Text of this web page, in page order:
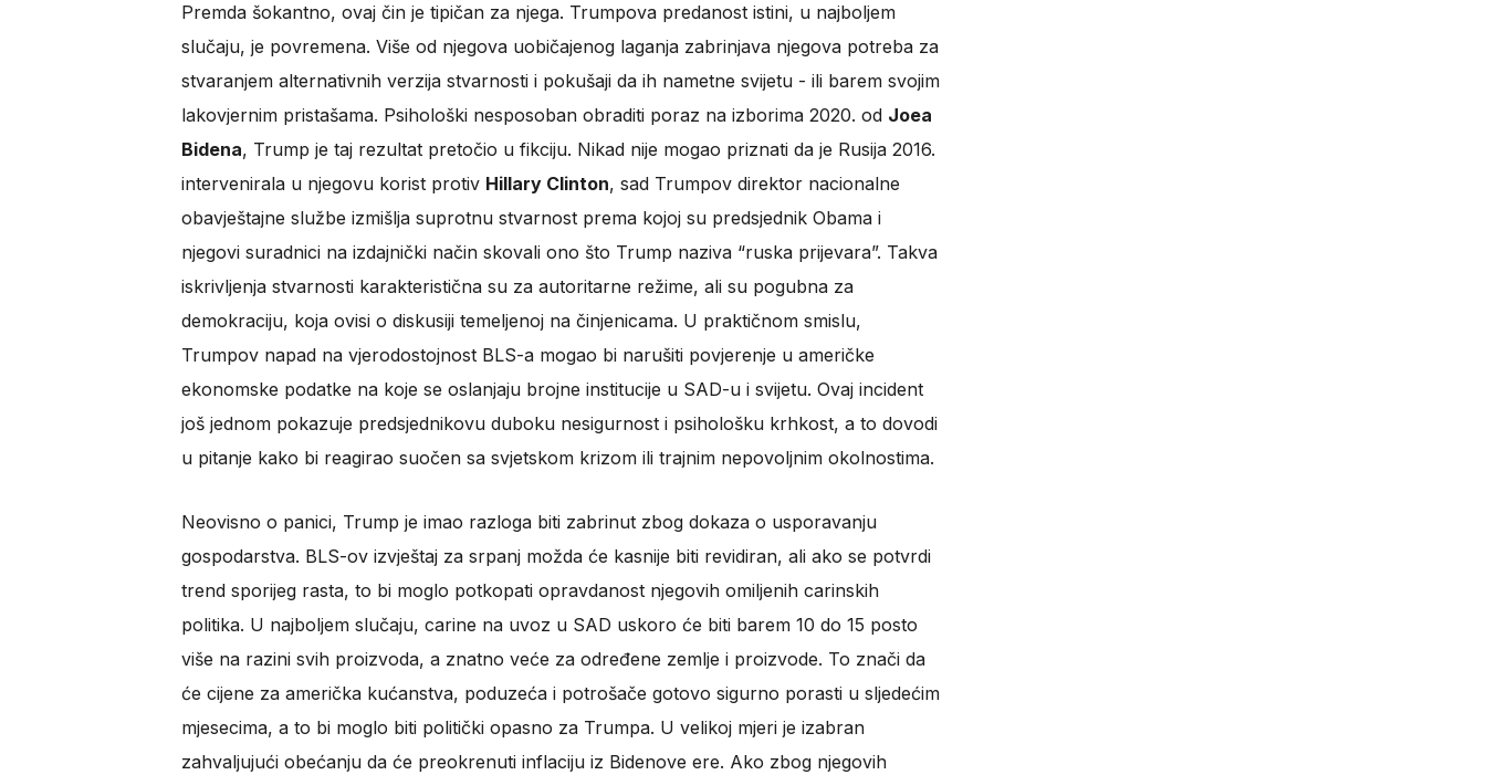
Premda šokantno, ovaj čin je tipičan za njega. Trumpova predanost istini, u najboljem
slučaju, je povremena. Više od njegova uobičajenog laganja zabrinjava njegova potreba za
stvaranjem alternativnih verzija stvarnosti i pokušaji da ih nametne svijetu - ili barem svojim
lakovjernim pristašama. Psihološki nesposoban obraditi poraz na izborima 2020. od Joea
Bidena, Trump je taj rezultat pretočio u fikciju. Nikad nije mogao priznati da je Rusija 2016.
intervenirala u njegovu korist protiv Hillary Clinton, sad Trumpov direktor nacionalne
obavještajne službe izmišlja suprotnu stvarnost prema kojoj su predsjednik Obama i
njegovi suradnici na izdajnički način skovali ono što Trump naziva “ruska prijevara”. Takva
iskrivljenja stvarnosti karakteristična su za autoritarne režime, ali su pogubna za
demokraciju, koja ovisi o diskusiji temeljenoj na činjenicama. U praktičnom smislu,
Trumpov napad na vjerodostojnost BLS-a mogao bi narušiti povjerenje u američke
ekonomske podatke na koje se oslanjaju brojne institucije u SAD-u i svijetu. Ovaj incident
još jednom pokazuje predsjednikovu duboku nesigurnost i psihološku krhkost, a to dovodi
u pitanje kako bi reagirao suočen sa svjetskom krizom ili trajnim nepovoljnim okolnostima.
Neovisno o panici, Trump je imao razloga biti zabrinut zbog dokaza o usporavanju
gospodarstva. BLS-ov izvještaj za srpanj možda će kasnije biti revidiran, ali ako se potvrdi
trend sporijeg rasta, to bi moglo potkopati opravdanost njegovih omiljenih carinskih
politika. U najboljem slučaju, carine na uvoz u SAD uskoro će biti barem 10 do 15 posto
više na razini svih proizvoda, a znatno veće za određene zemlje i proizvode. To znači da
će cijene za američka kućanstva, poduzeća i potrošače gotovo sigurno porasti u sljedećim
mjesecima, a to bi moglo biti politički opasno za Trumpa. U velikoj mjeri je izabran
zahvaljujući obećanju da će preokrenuti inflaciju iz Bidenove ere. Ako zbog njegovih